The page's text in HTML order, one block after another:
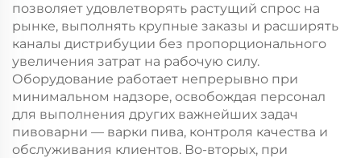
позволяет удовлетворять растущий спрос на
рынке, выполнять крупные заказы и расширять
каналы дистрибуции без пропорционального
увеличения затрат на рабочую силу.
Оборудование работает непрерывно при
минимальном надзоре, освобождая персонал
для выполнения других важнейших задач
пивоварни — варки пива, контроля качества и
обслуживания клиентов. Во-вторых, при